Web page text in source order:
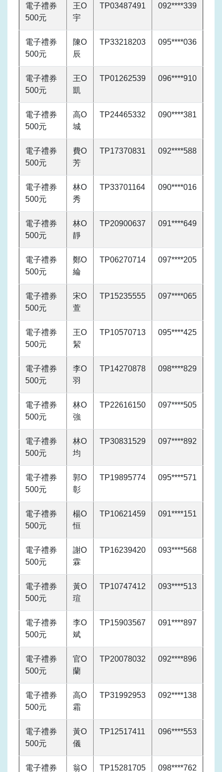
電子禮券
500元
王O
宇
TP03487491 092****339
電子禮券
500元
陳O
辰
TP33218203 095****036
電子禮券
500元
王O
凱
TP01262539 096****910
電子禮券
500元
高O
城
TP24465332 090****381
電子禮券
500元
費O
芳
TP17370831 092****588
電子禮券
500元
林O
秀
TP33701164 090****016
電子禮券
500元
林O
靜
TP20900637 091****649
電子禮券
500元
鄭O
綸
TP06270714 097****205
電子禮券
500元
宋O
萱
TP15235555 097****065
電子禮券
500元
王O
絜
TP10570713 095****425
電子禮券
500元
李O
羽
TP14270878 098****829
電子禮券
500元
林O
強
TP22616150 097****505
電子禮券
500元
林O
均
TP30831529 097****892
電子禮券
500元
郭O
彰
TP19895774 095****571
電子禮券
500元
楊O
恒
TP10621459 091****151
電子禮券
500元
謝O
霖
TP16239420 093****568
電子禮券
500元
黃O
瑄
TP10747412 093****513
電子禮券
500元
李O
斌
TP15903567 091****897
電子禮券
500元
官O
蘭
TP20078032 092****896
電子禮券
500元
高O
霜
TP31992953 092****138
電子禮券
500元
黃O
儀
TP12517411 096****553
電子禮券 翁O TP15281705 098****762